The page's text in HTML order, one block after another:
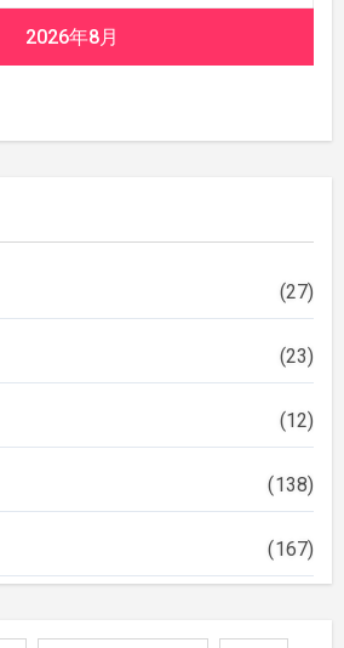
2026年8月
(27)
(23)
(12)
(138)
(167)